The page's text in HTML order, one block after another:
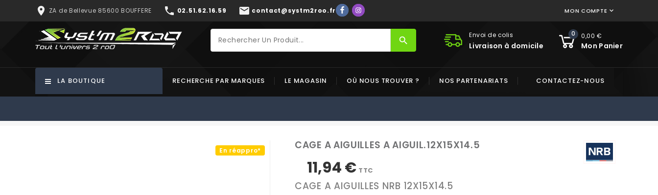
place ZA de Bellevue 85600 BOUFFERE phone 02.51.62.16.59 mail contact@systm2roo.fr MON COMPTE 
0 0,00 €
Mon Panier
Envoi de colis
Livraison à domicile
search
LA BOUTIQUE RECHERCHE PAR MARQUES LE MAGASIN OÙ NOUS TROUVER ? NOS PARTENARIATS CONTACTEZ-NOUS
En réappro* CAGE A AIGUILLES A AIGUIL.12X15X14.5
11,94 € TTC
CAGE A AIGUILLES NRB 12X15X14.5